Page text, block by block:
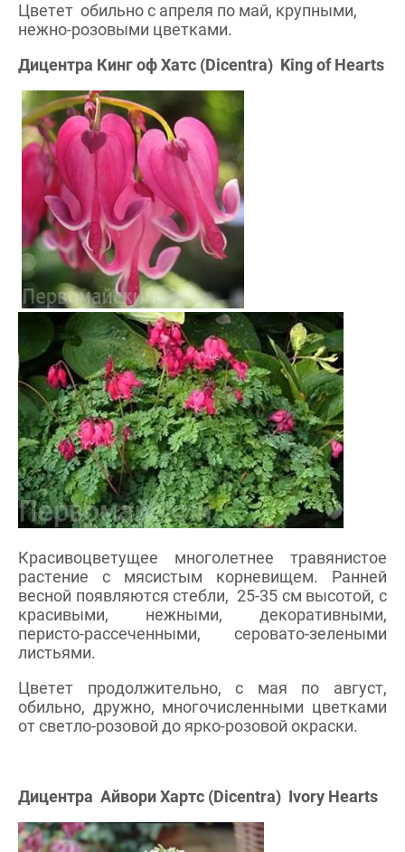
Цветет обильно с апреля по май, крупными,
нежно-розовыми цветками.
Дицентра Кинг оф Хатс (Dicentra) King of Hearts
Красивоцветущее многолетнее травянистое
растение с мясистым корневищем. Ранней
весной появляются стебли, 25-35 см высотой, с
красивыми, нежными, декоративными,
перисто-рассеченными, серовато-зелеными
листьями.
Цветет продолжительно, с мая по август,
обильно, дружно, многочисленными цветками
от светло-розовой до ярко-розовой окраски.
Дицентра Айвори Хартс (Dicentra) Ivory Hearts